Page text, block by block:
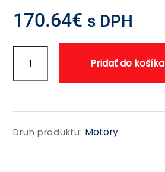
170.64€ s DPH
J406WT
v2018
Pridať do košíka
Druh produktu: Motory